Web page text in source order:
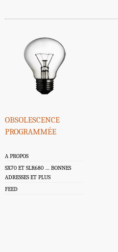
obsolescence
programmée
A PROPOS
SX70 ET SLR680 … BONNES
ADRESSES ET PLUS
FEED